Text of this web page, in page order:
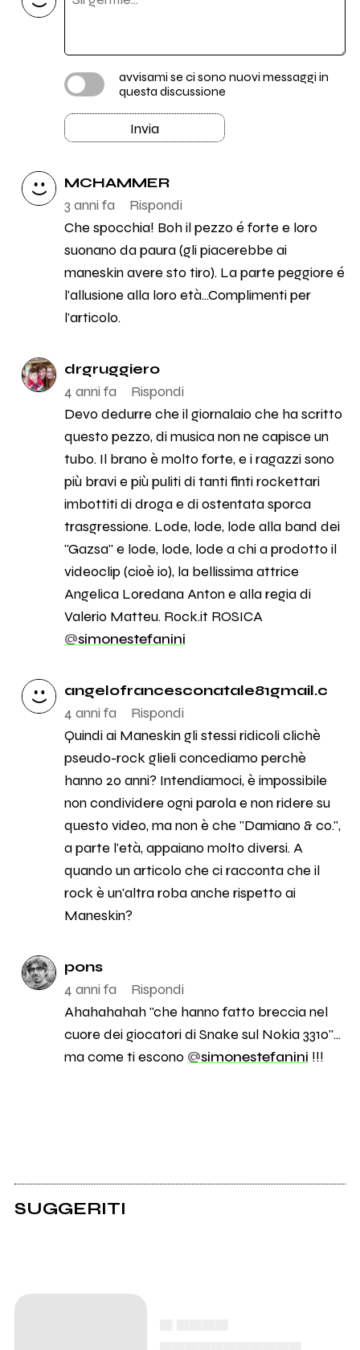
avvisami se ci sono nuovi messaggi in
questa discussione
Invia
MCHAMMER
3 anni fa
Rispondi
Che spocchia! Boh il pezzo é forte e loro
suonano da paura (gli piacerebbe ai
maneskin avere sto tiro). La parte peggiore é
l'allusione alla loro età...Complimenti per
l'articolo.
drgruggiero
4 anni fa
Rispondi
Devo dedurre che il giornalaio che ha scritto
questo pezzo, di musica non ne capisce un
tubo. Il brano è molto forte, e i ragazzi sono
più bravi e più puliti di tanti finti rockettari
imbottiti di droga e di ostentata sporca
trasgressione. Lode, lode, lode alla band dei
"Gazsa" e lode, lode, lode a chi a prodotto il
videoclip (cioè io), la bellissima attrice
Angelica Loredana Anton e alla regia di
Valerio Matteu. Rock.it ROSICA
@simonestefanini
angelofrancesconatale81gmail.c
4 anni fa
Rispondi
Quindi ai Maneskin gli stessi ridicoli clichè
pseudo-rock glieli concediamo perchè
hanno 20 anni? Intendiamoci, è impossibile
non condividere ogni parola e non ridere su
questo video, ma non è che "Damiano & co.",
a parte l'età, appaiano molto diversi. A
quando un articolo che ci racconta che il
rock è un'altra roba anche rispetto ai
Maneskin?
pons
4 anni fa
Rispondi
Ahahahahah "che hanno fatto breccia nel
cuore dei giocatori di Snake sul Nokia 3310"...
ma come ti escono @simonestefanini !!!
SUGGERITI